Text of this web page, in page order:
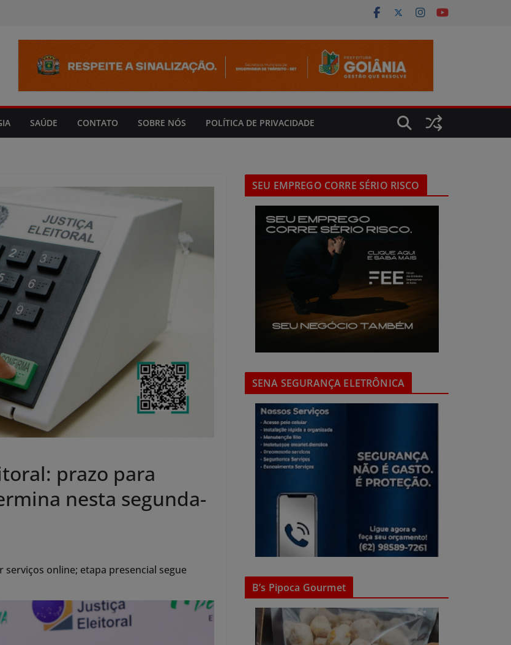
SAÚDE CONTATO SOBRE NÓS POLÍTICA DE PRIVACIDADE
prazo para
nesta segunda-
serviços online; etapa presencial segue
SEU EMPREGO CORRE SÉRIO RISCO
SENA SEGURANÇA ELETRÔNICA
B’s Pipoca Gourmet